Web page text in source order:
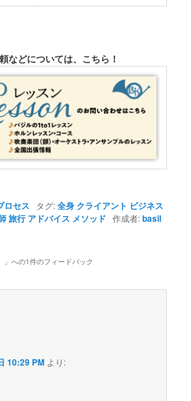
などについては、こちら！
ロセス タグ:全身 クライアント ビジネス
旅行 アドバイス メソッド 作成者:basil
」への1件のフィードバック
10:29 PM より: